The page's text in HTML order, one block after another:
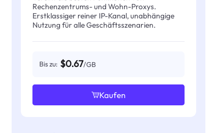
Rechenzentrums- und Wohn-Proxys.
Erstklassiger reiner IP-Kanal, unabhängige
Nutzung für alle Geschäftsszenarien.
Bis zu: $0.67/GB
Kaufen